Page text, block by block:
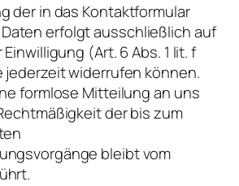
der in das Kontaktformular
erfolgt ausschließlich auf
(Art. 6 Abs. 1 lit. f
jederzeit widerrufen können.
formlose Mitteilung an uns
der bis zum
bleibt vom